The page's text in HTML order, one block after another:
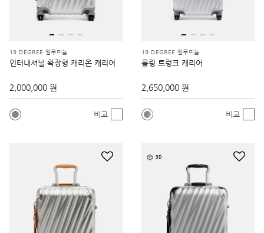
19 DEGREE 알루미늄
인터내셔널 확장형 캐리온 캐리어
2,000,000 원
비교
19 DEGREE 알루미늄
롤링 트렁크 캐리어
2,650,000 원
비교
3D